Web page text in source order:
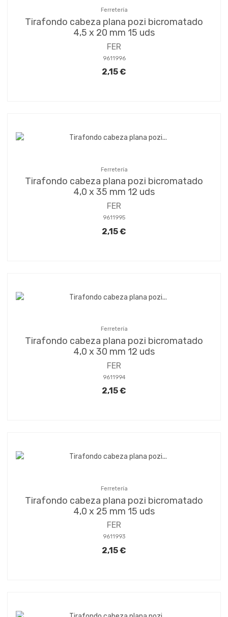
Ferretería
Tirafondo cabeza plana pozi bicromatado
4,5 x 20 mm 15 uds
FER
9611996
2,15 €
Ferretería
Tirafondo cabeza plana pozi bicromatado
4,0 x 35 mm 12 uds
FER
9611995
2,15 €
Ferretería
Tirafondo cabeza plana pozi bicromatado
4,0 x 30 mm 12 uds
FER
9611994
2,15 €
Ferretería
Tirafondo cabeza plana pozi bicromatado
4,0 x 25 mm 15 uds
FER
9611993
2,15 €